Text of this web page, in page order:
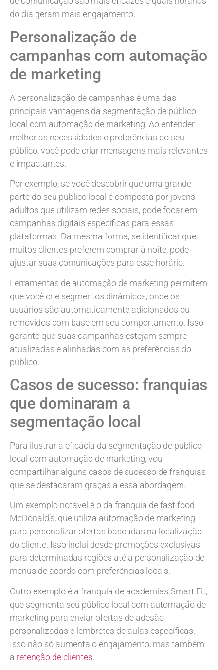
do dia geram mais engajamento.
Personalização de
campanhas com automação
de marketing
A personalização de campanhas é uma das
principais vantagens da segmentação de público
local com automação de marketing. Ao entender
melhor as necessidades e preferências do seu
público, você pode criar mensagens mais relevantes
e impactantes.
Por exemplo, se você descobrir que uma grande
parte do seu público local é composta por jovens
adultos que utilizam redes sociais, pode focar em
campanhas digitais específicas para essas
plataformas. Da mesma forma, se identificar que
muitos clientes preferem comprar à noite, pode
ajustar suas comunicações para esse horário.
Ferramentas de automação de marketing permitem
que você crie segmentos dinâmicos, onde os
usuários são automaticamente adicionados ou
removidos com base em seu comportamento. Isso
garante que suas campanhas estejam sempre
atualizadas e alinhadas com as preferências do
público.
Casos de sucesso: franquias
que dominaram a
segmentação local
Para ilustrar a eficácia da segmentação de público
local com automação de marketing, vou
compartilhar alguns casos de sucesso de franquias
que se destacaram graças a essa abordagem.
Um exemplo notável é o da franquia de fast food
McDonald’s, que utiliza automação de marketing
para personalizar ofertas baseadas na localização
do cliente. Isso inclui desde promoções exclusivas
para determinadas regiões até a personalização de
menus de acordo com preferências locais.
Outro exemplo é a franquia de academias Smart Fit,
que segmenta seu público local com automação de
marketing para enviar ofertas de adesão
personalizadas e lembretes de aulas específicas.
Isso não só aumenta o engajamento, mas também
a retenção de clientes.